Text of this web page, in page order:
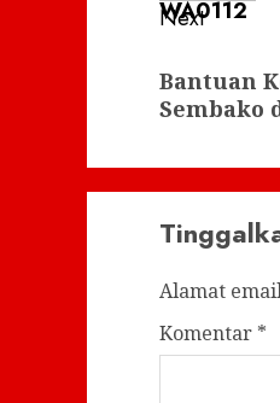
Next
post:
Bantuan
Sembako
Alamat
Komentar *